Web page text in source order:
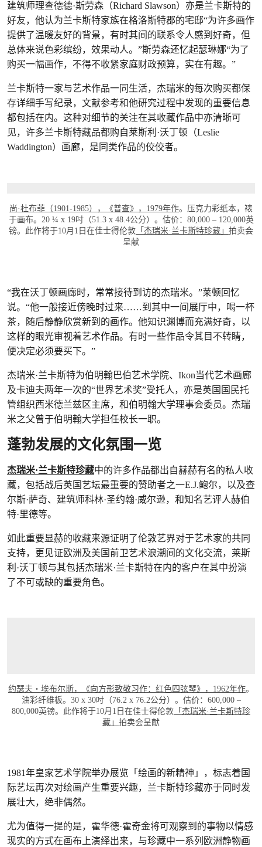
建筑师理查德德·斯劳森（Richard Slawson）亦是兰卡斯特的
好友，他认为兰卡斯特家族在格洛斯特郡的宅邸“为许多画作
提供了温暖友好的背景，有时其间的联系令人感到好奇，但
总体来说色彩缤纷，效果动人。”斯劳森还忆起瑟琳娜“为了
购买一幅画作，不得不收紧家庭财政预算，实在有趣。”
兰卡斯特一家与艺术作品一同生活，杰瑞米的每次购买都保
存详细手写纪录，文献参考和他研究过程中发现的重要信息
都包括在内。这种对细节的关注在其收藏作品中亦清晰可
见，许多兰卡斯特藏品都购自莱斯利·沃丁顿（Leslie
Waddington）画廊，是同类作品的佼佼者。
尚·杜布菲（1901-1985），《普查》，1979年作。压克力彩纸本，裱
于画布。20 ¼ x 19吋（51.3 x 48.4公分）。估价：80,000 – 120,000英
镑。此作将于10月1日在佳士得伦敦 「杰瑞米·兰卡斯特珍藏」 拍卖会
呈献
“我在沃丁顿画廊时，常常接待到访的杰瑞米。”莱顿回忆
说。“他一般接近傍晚时过来……到其中一间展厅中，喝一杯
茶，随后静静欣赏新到的画作。他知识渊博而充满好奇，以
这样的眼光审视着艺术作品。有时一些作品令其目不转睛，
便决定必须要买下。”
杰瑞米·兰卡斯特为伯明翰巴伯艺术学院、Ikon当代艺术画廊
及卡迪夫两年一次的“世界艺术奖”受托人，亦是英国国民托
管组织西米德兰兹区主席，和伯明翰大学理事会委员。杰瑞
米之父曾于伯明翰大学担任校长一职。
蓬勃发展的文化氛围一览
杰瑞米·兰卡斯特珍藏中的许多作品都出自赫赫有名的私人收
藏，包括战后英国艺坛最重要的赞助者之一E.J.鲍尔，以及查
尔斯·萨奇、建筑师科林·圣约翰·威尔逊，和知名艺评人赫伯
特·里德等。
如此重要显赫的收藏来源证明了伦敦艺界对于艺术家的共同
支持，更见证欧洲及美国前卫艺术浪潮间的文化交流，莱斯
利·沃丁顿与其包括杰瑞米·兰卡斯特在内的客户在其中扮演
了不可或缺的重要角色。
约瑟夫‧埃布尔斯，《向方形致敬习作：红色四弦琴》，1962年作。
油彩纤维板。30 x 30吋（76.2 x 76.2公分）。估价：600,000 –
800,000英镑。此作将于10月1日在佳士得伦敦 「杰瑞米·兰卡斯特珍
藏」 拍卖会呈献
1981年皇家艺术学院举办展览「绘画的新精神」，标志着国
际艺坛再次对绘画产生重要兴趣，兰卡斯特珍藏亦于同时发
展壮大，绝非偶然。
尤为值得一提的是，霍华德·霍奇金将可观察到的事物以情感
现实的方式在画布上演绎出来，与珍藏中一系列欧洲静物画